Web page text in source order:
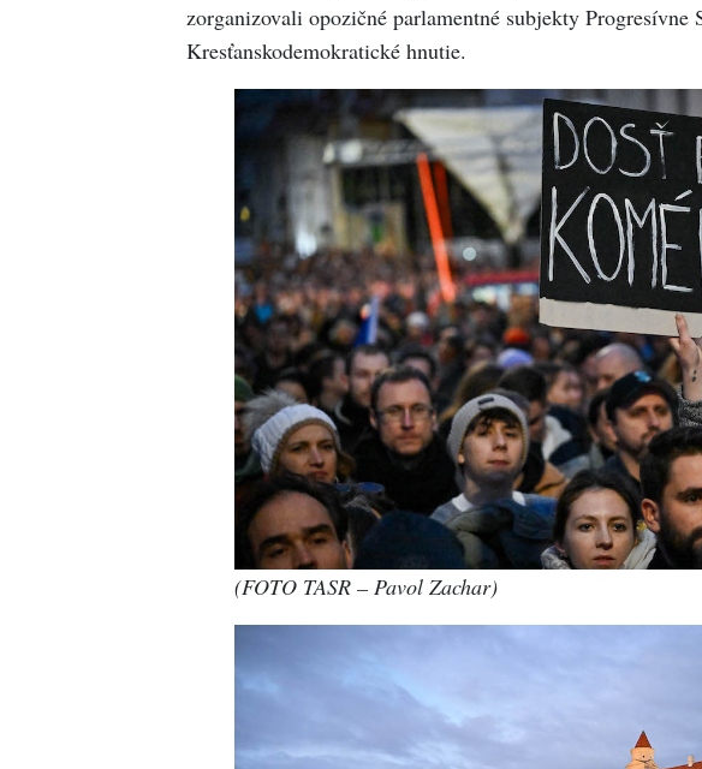
zorganizovali opozičné parlamentné subjekty Progresívne
Kresťanskodemokratické hnutie.
(FOTO TASR – Pavol Zachar)